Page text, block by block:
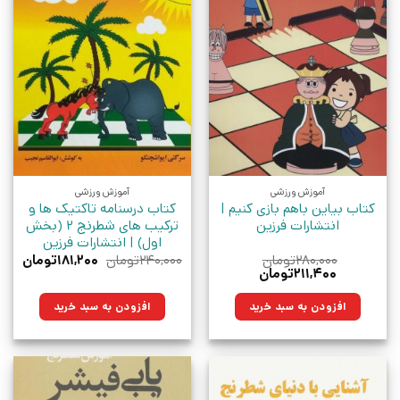
آموزش ورزشی
کتاب بیاین باهم بازی کنیم |
انتشارات فرزین
۲۸۰,۰۰۰تومان
قیمت
۲۸۰,۰۰۰تومان
بود.
۲۱۱,۴۰۰تومان
۲۱۱,۴۰۰تومان.افزودن به سبد خرید
آموزش ورزشی
کتاب درسنامه تاکتیک ها و
ترکیب های شطرنج 2 (بخش
اول) | انتشارات فرزین
۲۴۰,۰۰۰تومان قیمت
بود.
۱۸۱,۲۰۰تومان
افزودن به سبد خرید